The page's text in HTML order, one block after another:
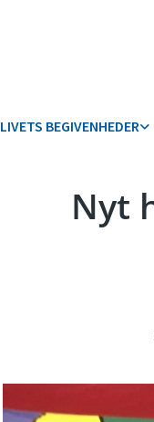
LIVETS BEGIVENHEDER
Nyt